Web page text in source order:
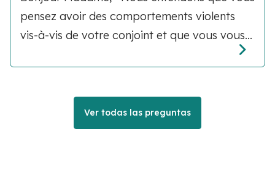
pensez avoir des comportements violents
vis-à-vis de votre conjoint et que vous vous...
Ver todas las preguntas